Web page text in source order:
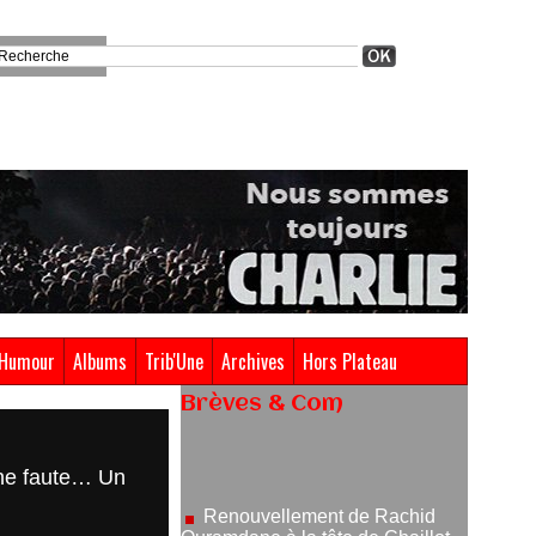
Humour Albums Trib'Une Archives Hors Plateau
faute… Un
Brèves & Com